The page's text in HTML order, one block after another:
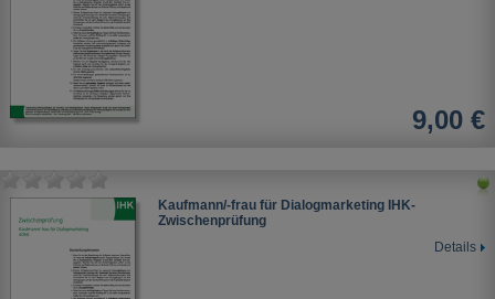
9,00 €
Kaufmann/-frau für Dialogmarketing IHK-
Zwischenprüfung
Details